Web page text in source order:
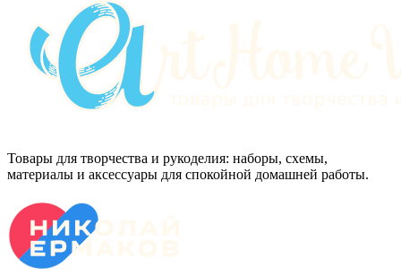
Товары для творчества и рукоделия: наборы, схемы,
материалы и аксессуары для спокойной домашней работы.